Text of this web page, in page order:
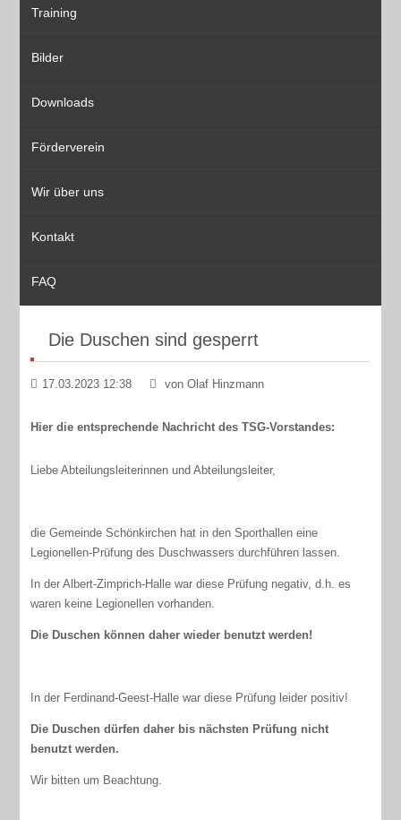
Training
Bilder
Downloads
Förderverein
Wir über uns
Kontakt
FAQ
Die Duschen sind gesperrt
17.03.2023 12:38 von Olaf Hinzmann
Hier die entsprechende Nachricht des TSG-Vorstandes:
Liebe Abteilungsleiterinnen und Abteilungsleiter,
die Gemeinde Schönkirchen hat in den Sporthallen eine
Legionellen-Prüfung des Duschwassers durchführen lassen.
In der Albert-Zimprich-Halle war diese Prüfung negativ, d.h. es
waren keine Legionellen vorhanden.
Die Duschen können daher wieder benutzt werden!
In der Ferdinand-Geest-Halle war diese Prüfung leider positiv!
Die Duschen dürfen daher bis nächsten Prüfung nicht
benutzt werden.
Wir bitten um Beachtung.